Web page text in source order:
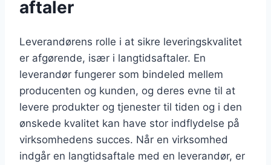
aftaler
Leverandørens rolle i at sikre leveringskvalitet
er afgørende, især i langtidsaftaler. En
leverandør fungerer som bindeled mellem
producenten og kunden, og deres evne til at
levere produkter og tjenester til tiden og i den
ønskede kvalitet kan have stor indflydelse på
virksomhedens succes. Når en virksomhed
indgår en langtidsaftale med en leverandør, er